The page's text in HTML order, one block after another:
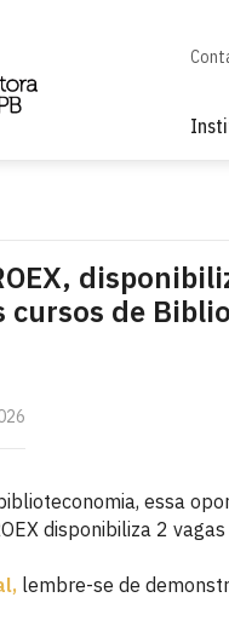
de
essa
disponibiliza 2
lembre-se de